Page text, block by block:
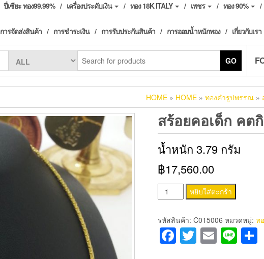
ปี่เซียะ ทอง99.99% เครื่องประดับเงิน ทอง 18K ITALY เพชร ทอง 90%
การจัดส่งสินค้า การชำระเงิน การรับประกันสินค้า การออมน้ำหนักทอง เกี่ยวกับเรา
GO
HOME » HOME » ทองคำรูปพรรณ »
สร้อยคอเด็ก คต
น้ำหนัก 3.79 กรัม
฿17,560.00
จำนวน
สร้อย
คอ
เด็ก
ค
หยิบใส่ตะกร้า
รหัสสินค้า: C015006 หมวดหมู่: ท
Facebook
Twitter
Email
Line